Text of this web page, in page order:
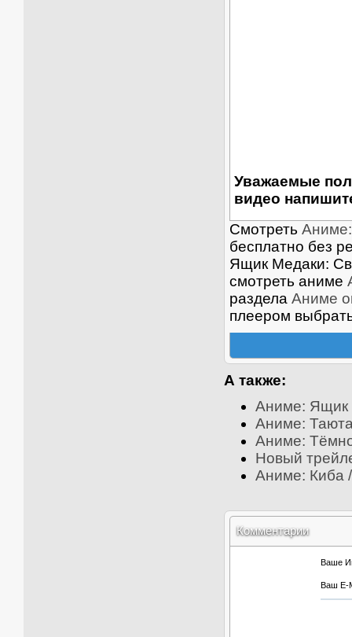
Уважаемые
видео
Смотреть
бесплатно без
Ящик Медаки:
смотреть аниме
раздела Аниме
плеером
А также:
Аниме: Ящик
Аниме:
Аниме:
Новый
Аниме: Киба
Комментарии
Ваше
Ваш E-